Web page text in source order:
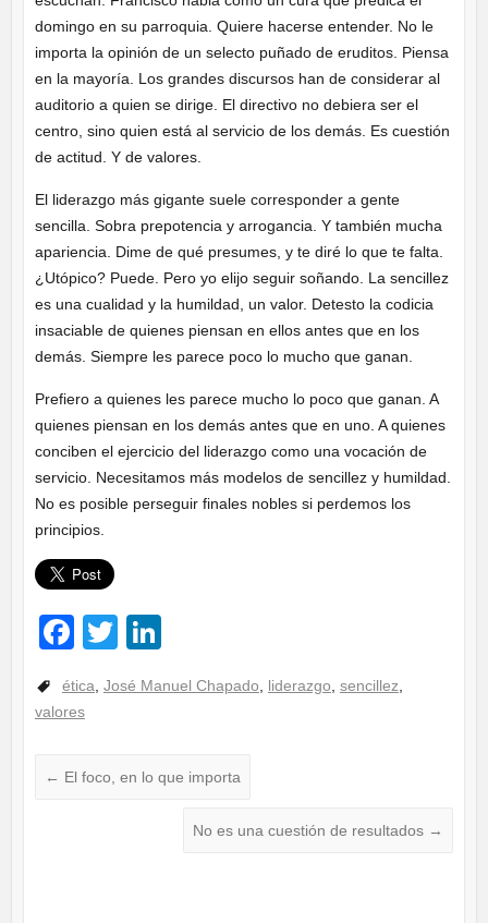
domingo en su parroquia. Quiere hacerse entender. No le
importa la opinión de un selecto puñado de eruditos. Piensa
en la mayoría. Los grandes discursos han de considerar al
auditorio a quien se dirige. El directivo no debiera ser el
centro, sino quien está al servicio de los demás. Es cuestión
de actitud. Y de valores.
El liderazgo más gigante suele corresponder a gente
sencilla. Sobra prepotencia y arrogancia. Y también mucha
apariencia. Dime de qué presumes, y te diré lo que te falta.
¿Utópico? Puede. Pero yo elijo seguir soñando. La sencillez
es una cualidad y la humildad, un valor. Detesto la codicia
insaciable de quienes piensan en ellos antes que en los
demás. Siempre les parece poco lo mucho que ganan.
Prefiero a quienes les parece mucho lo poco que ganan. A
quienes piensan en los demás antes que en uno. A quienes
conciben el ejercicio del liderazgo como una vocación de
servicio. Necesitamos más modelos de sencillez y humildad.
No es posible perseguir finales nobles si perdemos los
principios.
F
c
b
T
tt
k
dI
ética José Manuel Chapado liderazgo sencillez
valores
← El foco, en lo que importa
No es una cuestión de resultados →